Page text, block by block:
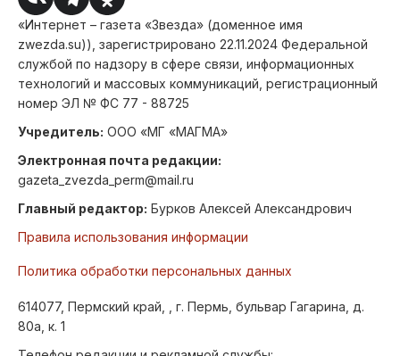
«Интернет – газета «Звезда» (доменное имя
zwezda.su)), зарегистрировано 22.11.2024 Федеральной
службой по надзору в сфере связи, информационных
технологий и массовых коммуникаций, регистрационный
номер ЭЛ № ФС 77 - 88725
Учредитель: ООО «МГ «МАГМА»
Электронная почта редакции:
gazeta_zvezda_perm@mail.ru
Главный редактор: Бурков Алексей Александрович
Правила использования информации
Политика обработки персональных данных
614077, Пермский край, , г. Пермь, бульвар Гагарина, д.
80а, к. 1